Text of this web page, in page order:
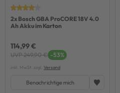
2x Bosch GBA ProCORE 18V 4.0
Ah Akku im Karton
114,99 €
UVP 249,90 € -53%
inkl. MwSt. zzgl. Versand
Benachrichtige mich